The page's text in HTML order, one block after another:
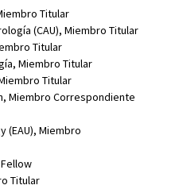
Titular
(CAU), Miembro Titular
Titular
Miembro Titular
Titular
Miembro Correspondiente
(EAU), Miembro
Titular